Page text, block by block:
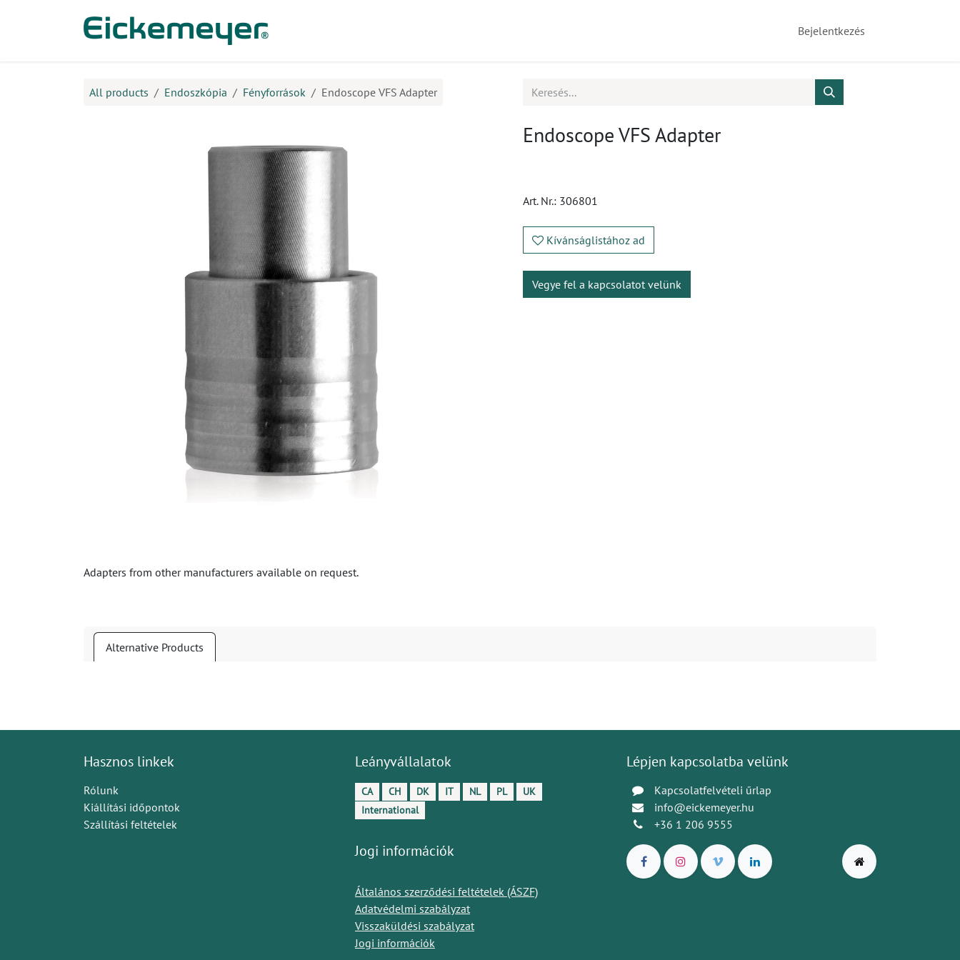
Bejelentkezés
All products Endoszkópia Fényforrások Endoscope VFS Adapter
Endoscope VFS Adapter
Art. Nr.: 306801
Kívánságlistához ad
Vegye fel a kapcsolatot velünk
Adapters from other manufacturers available on request.
Alternative Products
Hasznos linkek
Rólunk
Kiállítási időpontok
Szállítási feltételek
Leányvállalatok
CA CH DK IT NL PL
UK
International
Jogi információk
Általános szerződési feltételek (ÁSZF)
Adatvédelmi szabályzat
Visszaküldési szabályzat
Jogi információk
Lépjen kapcsolatba velünk
Kapcsolatfelvételi űrlap
info@eickemeyer.hu
+36 1 206 9555